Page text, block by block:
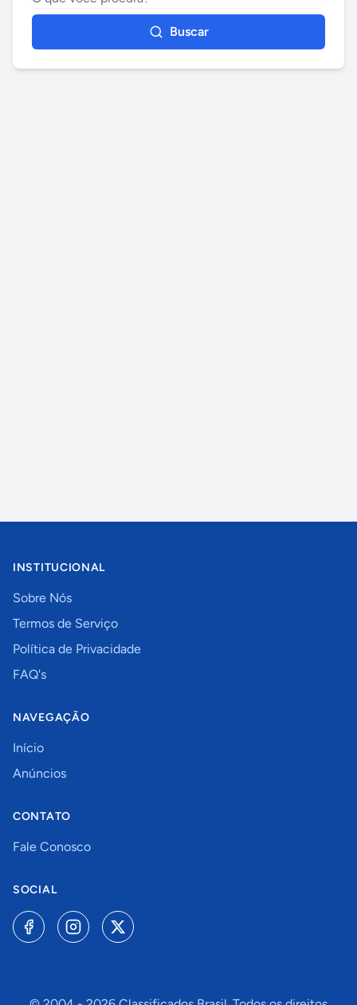
Buscar
INSTITUCIONAL
Sobre Nós
Termos de Serviço
Política de Privacidade
FAQ's
NAVEGAÇÃO
Início
Anúncios
CONTATO
Fale Conosco
SOCIAL